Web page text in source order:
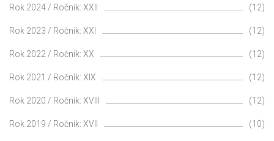
Rok 2024 / Ročník: XXII (12)
Rok 2023 / Ročník: XXI (12)
Rok 2022 / Ročník: XX (12)
Rok 2021 / Ročník: XIX (12)
Rok 2020 / Ročník: XVIII (12)
Rok 2019 / Ročník: XVII (10)